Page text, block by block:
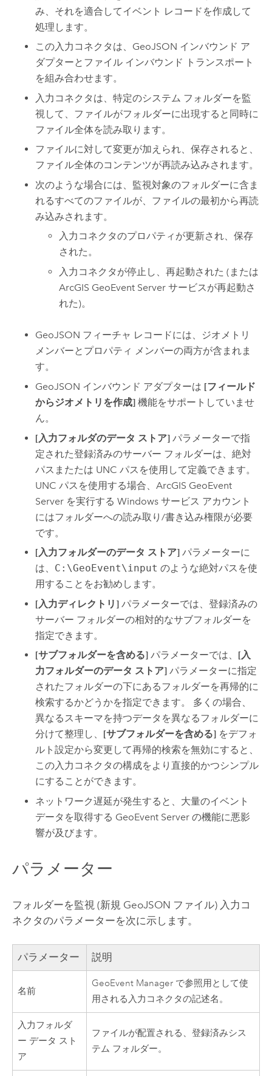
み、それを適合してイベント レコードを作成して
処理します。
この入力コネクタは、GeoJSON インバウンド ア
ダプターとファイル インバウンド トランスポート
を組み合わせます。
入力コネクタは、特定のシステム フォルダーを監
視して、ファイルがフォルダーに出現すると同時に
ファイル全体を読み取ります。
ファイルに対して変更が加えられ、保存されると、
ファイル全体のコンテンツが再読み込みされます。
次のような場合には、監視対象のフォルダーに含ま
れるすべてのファイルが、ファイルの最初から再読
み込みされます。
入力コネクタのプロパティが更新され、保存
された。
入力コネクタが停止し、再起動された (または
ArcGIS GeoEvent Server サービスが再起動さ
れた)。
GeoJSON フィーチャ レコードには、ジオメトリ
メンバーとプロパティ メンバーの両方が含まれま
す。
GeoJSON インバウンド アダプターは [フィールド
からジオメトリを作成] 機能をサポートしていませ
ん。
[入力フォルダのデータ ストア] パラメーターで指
定された登録済みのサーバー フォルダーは、絶対
パスまたたは UNC パスを使用して定義できます。
UNC パスを使用する場合、ArcGIS GeoEvent
Server を実行するWindows サービス アカウント
にはフォルダーへの読み取り/書き込み権限が必要
です。
[入力フォルダーのデータ ストア] パラメーターに
は、 C:\GeoEvent\input のような絶対パスを使
用することをお勧めします。
[入力ディレクトリ] パラメーターでは、登録済みの
サーバー フォルダーの相対的なサブフォルダーを
指定できます。
[サブフォルダーを含める] パラメーターでは、 [入
力フォルダーのデータ ストア] パラメーターに指定
されたフォルダーの下にあるフォルダーを再帰的に
検索するかどうかを指定できます。 多くの場合、
異なるスキーマを持つデータを異なるフォルダーに
分けて整理し、 [サブフォルダーを含める] をデフォ
ルト設定から変更して再帰的検索を無効にすると、
この入力コネクタの構成をより直接的かつシンプル
にすることができます。
ネットワーク遅延が発生すると、大量のイベント
データを取得する GeoEvent Server の機能に悪影
響が及びます。
パラメーター
フォルダーを監視 (新規 GeoJSON ファイル) 入力コ
ネクタのパラメーターを次に示します。
パラメーター 説明
名前
GeoEvent Manager で参照用として使
用される入力コネクタの記述名。
入力フォルダ
ー データ スト
ア
ファイルが配置される、登録済みシス
テム フォルダー。